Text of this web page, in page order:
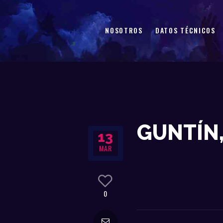
NOSOTROS DATOS TÉCNICOS
13
MAR
0